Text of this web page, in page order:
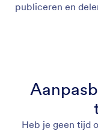
publiceren en
Heb je geen tijd